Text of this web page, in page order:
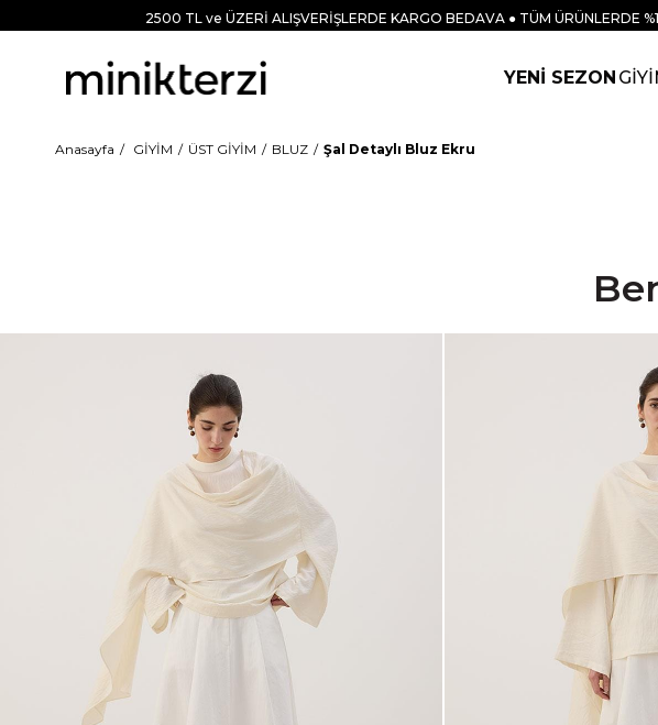
2500 TL ve ÜZERİ ALIŞVERİŞLERDE KARGO BEDAVA ● TÜM ÜRÜNLERDE
YENİ SEZON
Anasayfa GİYİM ÜST GİYİM BLUZ
Şal Detaylı Bluz Ekru